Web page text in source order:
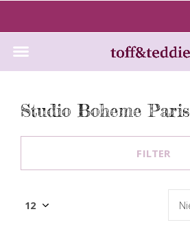
Studio Boheme Paris
FILTER